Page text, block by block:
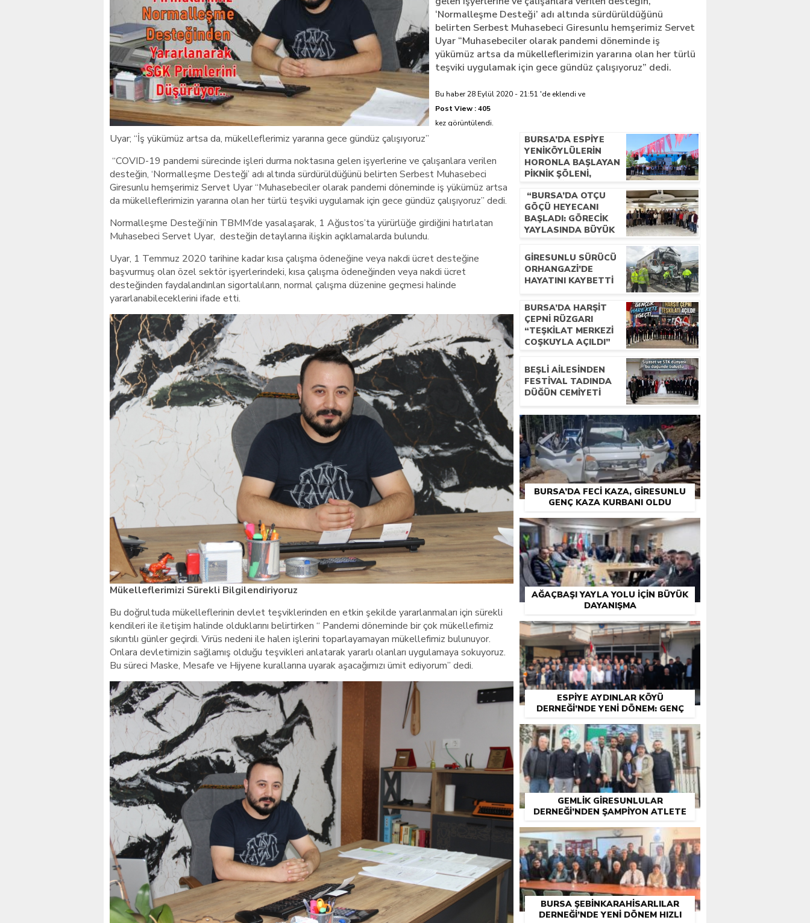
Giresunlu sürücü Orhangazi’de hayatını kaybetti
‘Normalleşme Desteği’ adı altında sürdürüldüğünü
belirten Serbest Muhasebeci Giresunlu hemşerimiz Servet
Uyar “Muhasebeciler olarak pandemi döneminde iş
yükümüz artsa da mükelleflerimizin yararına olan her türlü
teşviki uygulamak için gece gündüz çalışıyoruz” dedi.
Bu haber 28 Eylül 2020 - 21:51 'de eklendi ve
Post View :405
kez görüntülendi.
Uyar; “İş yükümüz artsa da, mükelleflerimiz yararına gece gündüz çalışıyoruz”
“COVID-19 pandemi sürecinde işleri durma noktasına gelen işyerlerine ve çalışanlara verilen
desteğin, ‘Normalleşme Desteği’ adı altında sürdürüldüğünü belirten Serbest Muhasebeci
Giresunlu hemşerimiz Servet Uyar “Muhasebeciler olarak pandemi döneminde iş yükümüz artsa
da mükelleflerimizin yararına olan her türlü teşviki uygulamak için gece gündüz çalışıyoruz” dedi.
Normalleşme Desteği’nin TBMM’de yasalaşarak, 1 Ağustos’ta yürürlüğe girdiğini hatırlatan
Muhasebeci Servet Uyar, desteğin detaylarına ilişkin açıklamalarda bulundu.
Uyar, 1 Temmuz 2020 tarihine kadar kısa çalışma ödeneğine veya nakdi ücret desteğine
başvurmuş olan özel sektör işyerlerindeki, kısa çalışma ödeneğinden veya nakdi ücret
desteğinden faydalandırılan sigortalıların, normal çalışma düzenine geçmesi halinde
yararlanabileceklerini ifade etti.
Mükelleflerimizi Sürekli Bilgilendiriyoruz
Bu doğrultuda mükelleflerinin devlet teşviklerinden en etkin şekilde yararlanmaları için sürekli
kendileri ile iletişim halinde olduklarını belirtirken “ Pandemi döneminde bir çok mükellefimiz
sıkıntılı günler geçirdi. Virüs nedeni ile halen işlerini toparlayamayan mükellefimiz bulunuyor.
Onlara devletimizin sağlamış olduğu teşvikleri anlatarak yararlı olanları uygulamaya sokuyoruz.
Bu süreci Maske, Mesafe ve Hijyene kurallarına uyarak aşacağımızı ümit ediyorum” dedi.
BURSA’DA ESPIYE
YENIKÖYLÜLERIN
HORONLA BAŞLAYAN
PIKNIK ŞÖLENI,
TEMELLERLE
TAÇLANDI
“BURSA’DA OTÇU
GÖÇÜ HEYECANI
BAŞLADI: GÖRECIK
YAYLASINDA BÜYÜK
GIRESUNLU SÜRÜCÜ
ORHANGAZI’DE
HAYATINI KAYBETTI
BURSA’DA HARŞIT
ÇEPNI RÜZGARI
“TEŞKILAT MERKEZI
COŞKUYLA AÇILDI”
BEŞLI AILESINDEN
FESTIVAL TADINDA
DÜĞÜN CEMIYETI
BURSA’DA FECI KAZA, GIRESUNLU
GENÇ KAZA KURBANI OLDU
AĞAÇBAŞI YAYLA YOLU İÇIN BÜYÜK
DAYANIŞMA
ESPIYE AYDINLAR KÖYÜ
DERNEĞI’NDE YENI DÖNEM: GENÇ
GEMLIK GIRESUNLULAR
DERNEĞI’NDEN ŞAMPIYON ATLETE
BURSA ŞEBINKARAHISARLILAR
DERNEĞI’NDE YENI DÖNEM HIZLI